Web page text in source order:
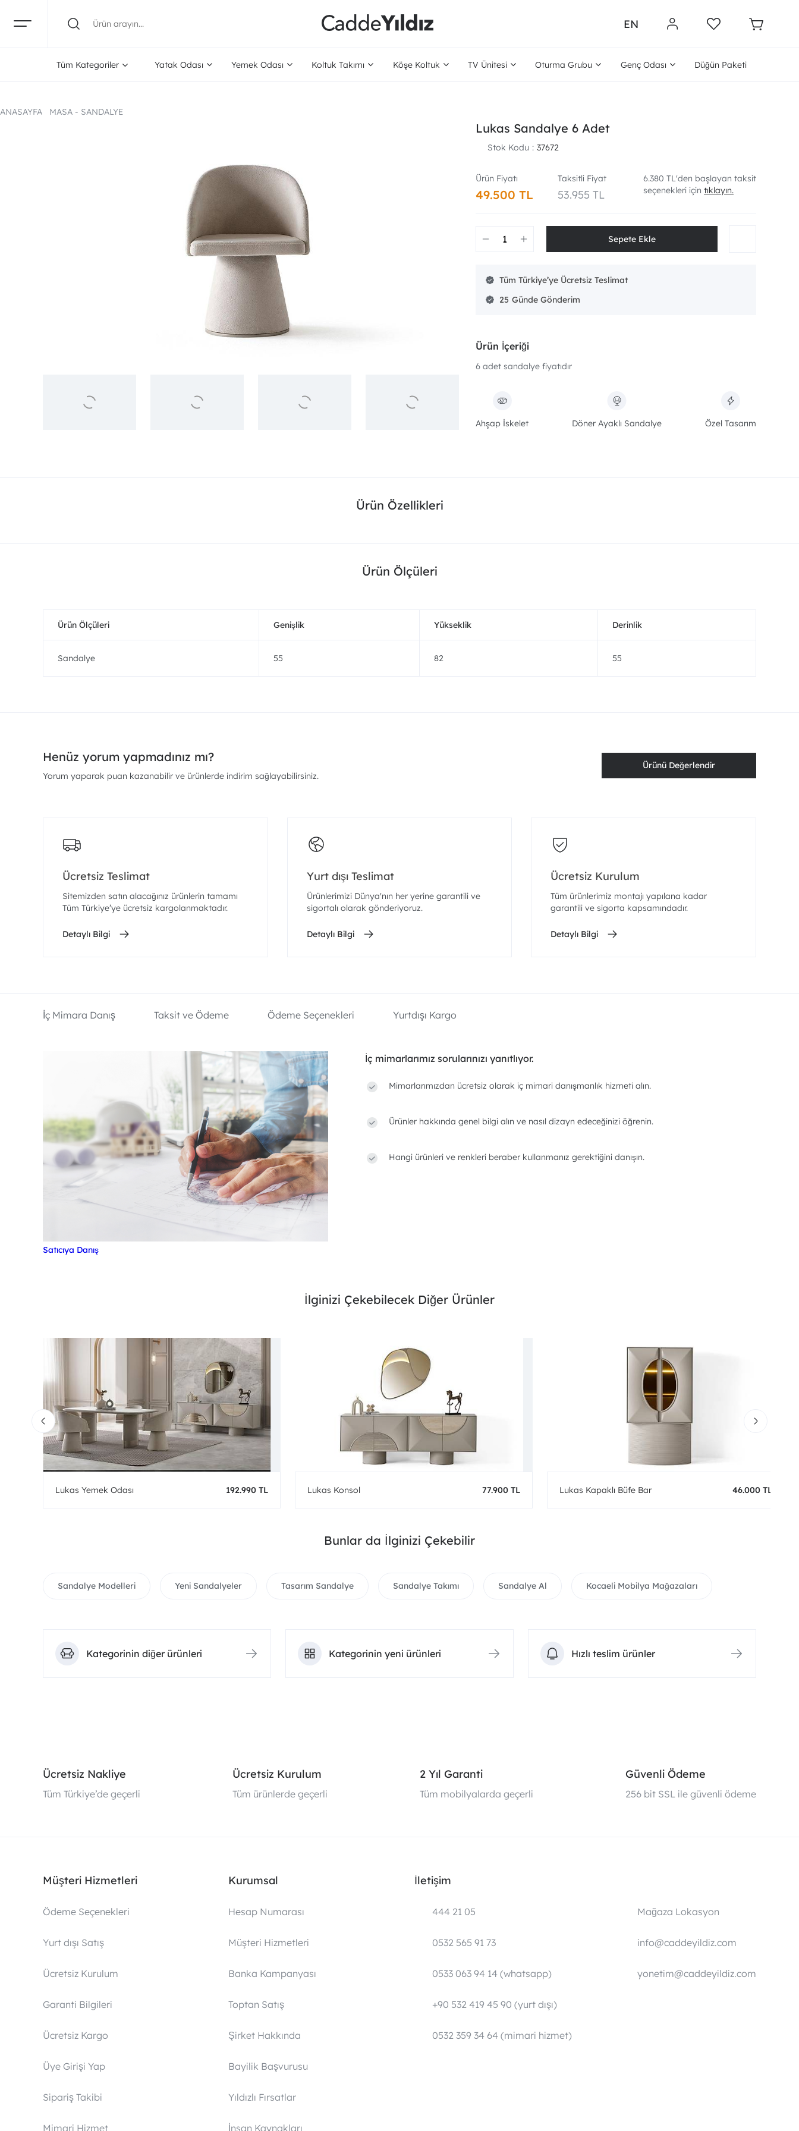
EN
Tüm Kategoriler Yatak Odası Yemek Odası Koltuk Takımı Köşe Koltuk TV Ünitesi Oturma Grubu Genç Odası Düğün Paketi
ANASAYFA MASA - SANDALYE
Lukas Sandalye 6 Adet
Stok Kodu 37672
49.500 TL
Taksitli Fiyat
53.955 TL
6.380 TL'den başlayan taksit
seçenekleri için tıklayın.
25
Tüm Türkiye’ye Ücretsiz Teslimat
Ürün İçeriği
6 adet sandalye fiyatıdır
Ahşap İskelet Döner Ayaklı Sandalye Özel Tasarım
Ürün Özellikleri
Ürün Ölçüleri
Ürün Ölçüleri Genişlik Yükseklik Derinlik
Sandalye 55 82 55
Henüz yorum yapmadınız mı?
Yorum yaparak puan kazanabilir ve ürünlerde indirim sağlayabilirsiniz.
Ürünü Değerlendir
Ücretsiz Teslimat
Sitemizden satın alacağınız ürünlerin tamamı
Tüm Türkiye’ye ücretsiz kargolanmaktadır.
Detaylı Bilgi
Yurt dışı Teslimat
Ürünlerimizi Dünya'nın her yerine garantili ve
sigortalı olarak gönderiyoruz.
Detaylı Bilgi
Ücretsiz Kurulum
Tüm ürünlerimiz montajı yapılana kadar
garantili ve sigorta kapsamındadır.
Detaylı Bilgi
İç Mimara Danış Taksit ve Ödeme Ödeme Seçenekleri Yurtdışı Kargo
İç mimarlarımız sorularınızı yanıtlıyor.
Mimarlarımızdan ücretsiz olarak iç mimari danışmanlık hizmeti alın.
Ürünler hakkında genel bilgi alın ve nasıl dizayn edeceğinizi öğrenin.
Hangi ürünleri ve renkleri beraber kullanmanız gerektiğini danışın.
Satıcıya Danış
İlginizi Çekebilecek Diğer Ürünler
Lukas Yemek Odası 192.990 TL Lukas Konsol 77.900 TL Lukas Kapaklı Büfe Bar 46.000 TL
Bunlar da İlginizi Çekebilir
Sandalye Modelleri Yeni Sandalyeler Tasarım Sandalye Sandalye Takımı Sandalye Al Kocaeli Mobilya Mağazaları
Kategorinin diğer ürünleri Kategorinin yeni ürünleri Hızlı teslim ürünler
Ücretsiz Nakliye
Tüm Türkiye’de geçerli
Ücretsiz Kurulum
Tüm ürünlerde geçerli
2 Yıl Garanti
Tüm mobilyalarda geçerli
Güvenli Ödeme
256 bit SSL ile güvenli ödeme
Müşteri Hizmetleri
Ödeme Seçenekleri
Yurt dışı Satış
Ücretsiz Kurulum
Garanti Bilgileri
Ücretsiz Kargo
Üye Girişi Yap
Sipariş Takibi
Mimari Hizmet
Kurumsal
Hesap Numarası
Müşteri Hizmetleri
Banka Kampanyası
Toptan Satış
Şirket Hakkında
Bayilik Başvurusu
Yıldızlı Fırsatlar
İnsan Kaynakları
İletişim
444 21 05
0532 565 91 73
0533 063 94 14 (whatsapp)
+90 532 419 45 90 (yurt dışı)
0532 359 34 64 (mimari hizmet)
Mağaza Lokasyon
info@caddeyildiz.com
yonetim@caddeyildiz.com